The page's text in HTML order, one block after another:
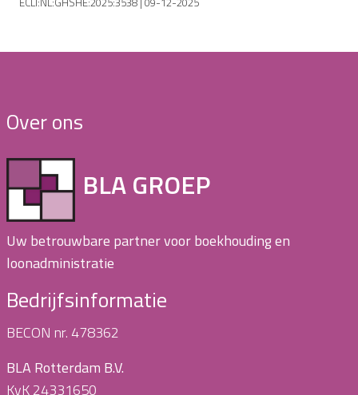
Over ons
BLA GROEP
Uw betrouwbare partner voor boekhouding en
loonadministratie
Bedrijfsinformatie
BECON nr. 478362
BLA Rotterdam B.V.
KvK 24331650